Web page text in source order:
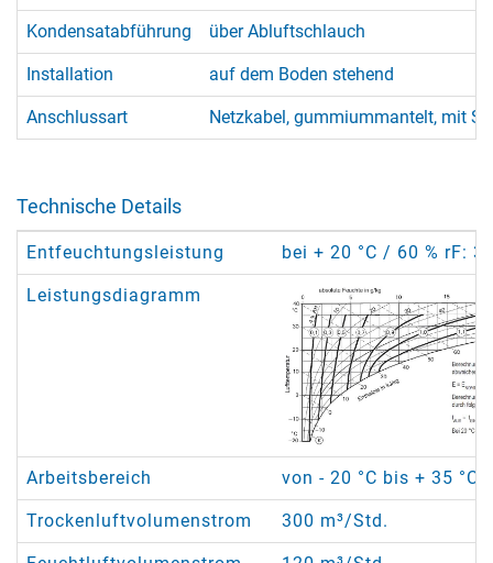
Kondensatabführung über Abluftschlauch
Installation auf dem Boden stehend
Anschlussart Netzkabel, gummiummantelt, mit
Technische Details
Entfeuchtungsleistung bei + 20 °C / 60 % rF:
Leistungsdiagramm
Arbeitsbereich von - 20 °C bis + 35 °C
Trockenluftvolumenstrom 300 m³/Std.